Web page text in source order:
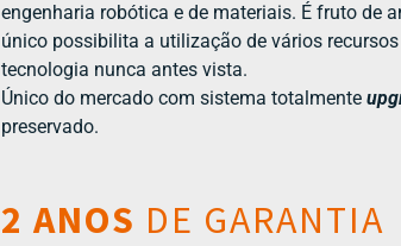
engenharia robótica e de materiais. É fruto de
único possibilita a utilização de vários
tecnologia nunca antes vista.
Único do mercado com sistema totalmente
preservado.
2 ANOS DE GARANTIA